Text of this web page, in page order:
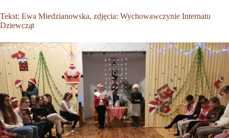
Tekst: Ewa Miedzianowska, zdjęcia: Wychowawczynie Internatu
Dziewcząt